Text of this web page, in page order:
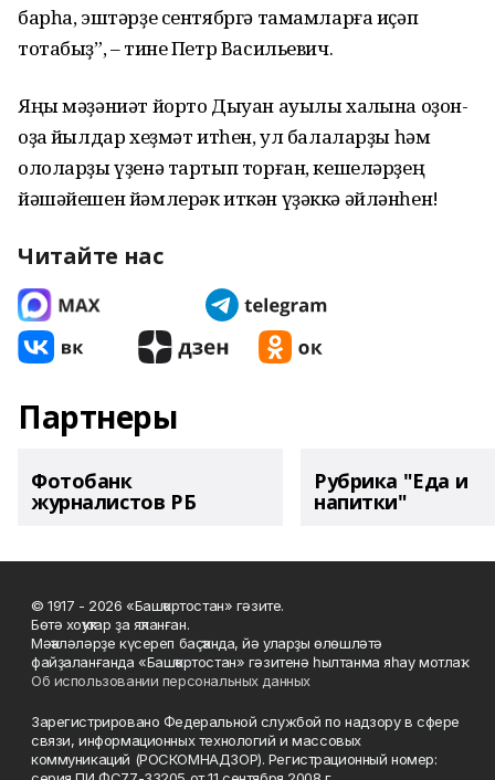
барһа, эштәрҙе сентябргә тамамларға иҫәп
тотабыҙ”, – тине Петр Васильевич.
Яңы мәҙәниәт йорто Дыуан ауылы халҡына оҙон-
оҙаҡ йылдар хеҙмәт итһен, ул балаларҙы һәм
ололарҙы үҙенә тартып торған, кешеләрҙең
йәшәйешен йәмлерәк иткән үҙәккә әйләнһен!
Читайте нас
Партнеры
Фотобанк
журналистов РБ
Рубрика "Еда и
напитки"
© 1917 - 2026 «Башҡортостан» гәзите.
Бөтә хоҡуҡтар ҙа яҡланған.
Мәҡәләләрҙе күсереп баҫҡанда, йә уларҙы өлөшләтә
файҙаланғанда «Башҡортостан» гәзитенә һылтанма яһау мотлаҡ.
Об использовании персональных данных
Зарегистрировано Федеральной службой по надзору в сфере
связи, информационных технологий и массовых
коммуникаций (РОСКОМНАДЗОР). Регистрационный номер: